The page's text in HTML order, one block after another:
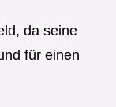
da seine
für einen